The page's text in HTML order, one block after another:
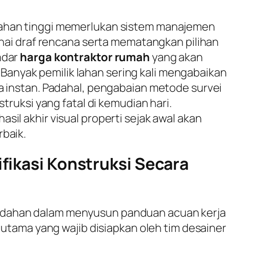
tinggi memerlukan sistem manajemen
draf rencana serta mematangkan pilihan
harga kontraktor rumahyang akan
pemilik lahan sering kali mengabaikan
Padahal, pengabaian metode survei
yang fatal di kemudian hari.
akhir visual properti sejak awal akan
Konstruksi Secara
dalam menyusun panduan acuan kerja
yang wajib disiapkan oleh tim desainer